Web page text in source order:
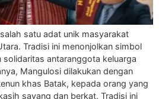
satu adat unik masyarakat
Tradisi ini menonjolkan simbol
antaranggota keluarga
Mangulosi dilakukan dengan
khas Batak, kepada orang yang
sayang dan berkat. Tradisi ini